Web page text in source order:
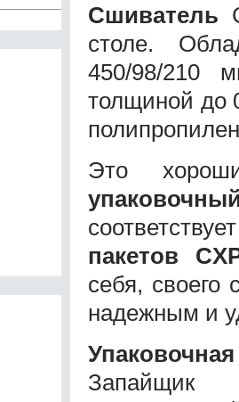
Сшиватель
столе.
450/98/210
толщиной до
Это
пакетов
себя, своего
надежным и
Запайщик